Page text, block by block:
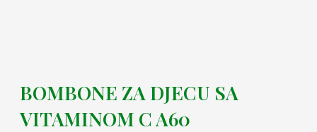
BOMBONE ZA DJECU SA
VITAMINOM C A60